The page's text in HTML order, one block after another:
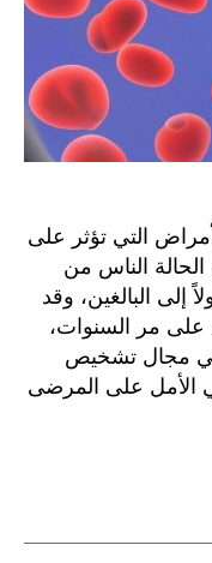
التي تؤثر على
الناس من
إلى البالغين، وقد
مر السنوات،
في مجال تشخيص
الأمل على المرضى